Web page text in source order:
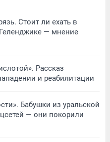
Стоит ли ехать в
— мнение
Рассказ
и реабилитации
Бабушки из уральской
— они покорили